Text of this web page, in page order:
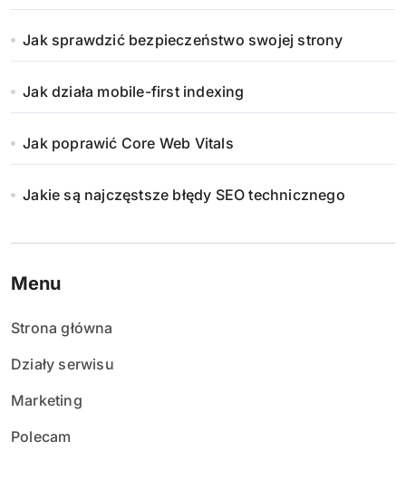
Jak sprawdzić bezpieczeństwo swojej strony
Jak działa mobile-first indexing
Jak poprawić Core Web Vitals
Jakie są najczęstsze błędy SEO technicznego
Menu
Strona główna
Działy serwisu
Marketing
Polecam